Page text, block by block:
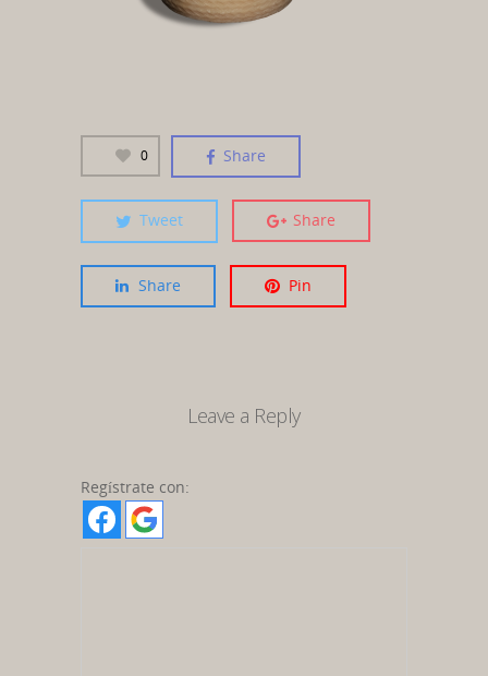
0 Share
Tweet Share
Share Pin
Leave a Reply
Regístrate con: